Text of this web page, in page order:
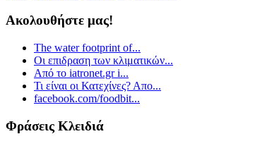
Ακολουθήστε μας!
The water footprint of...
Οι επιδραση των κλιματικών...
Από το iatronet.gr i...
Τι είναι οι Κατεχίνες? Απο...
facebook.com/foodbit...
Φράσεις Κλειδιά